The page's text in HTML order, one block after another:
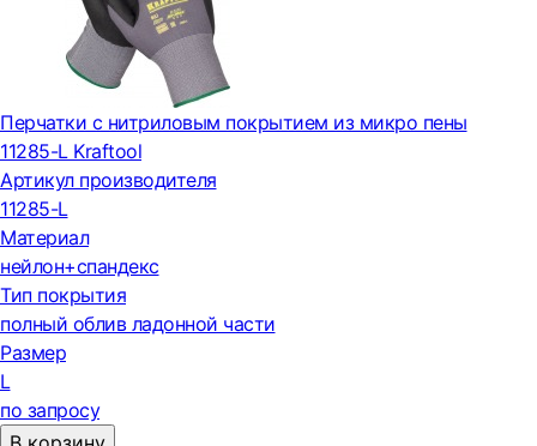
Перчатки с нитриловым покрытием из микро пены
11285-L Kraftool
Артикул производителя
11285-L
Материал
нейлон+спандекс
Тип покрытия
полный облив ладонной части
Размер
L
по запросу